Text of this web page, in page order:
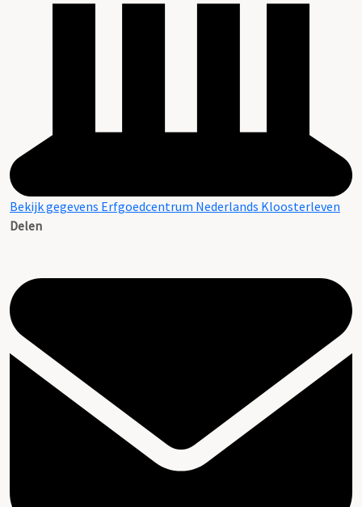
Bekijk gegevens Erfgoedcentrum Nederlands Kloosterleven
Delen